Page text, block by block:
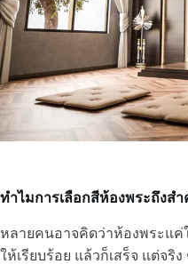
ทำไมการเลือกสีห้องพระถึงส
หลายคนอาจคิดว่าห้องพระแ
ให้เรียบร้อย แล้วก็เสร็จ แต่จริ